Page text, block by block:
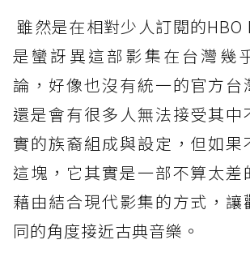
雖然是在相對少人訂閱的HBO
是蠻訝異這部影集在台灣幾
論，好像也沒有統一的官方台
還是會有很多人無法接受其中
實的族裔組成與設定，但如果
這塊，它其實是一部不算太差
藉由結合現代影集的方式，讓
同的角度接近古典音樂。